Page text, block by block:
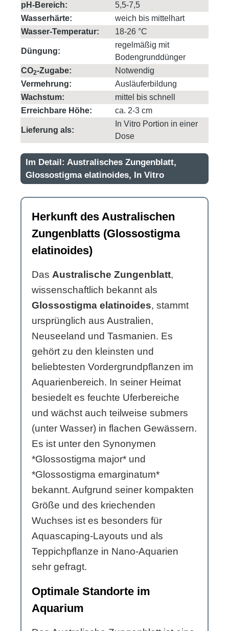
pH-Bereich:
5,5-7,5
Wasserhärte:
weich bis mittelhart
Wasser-Temperatur:
18-26 °C
Düngung:
regelmäßig mit
Bodengrunddünger
CO2-Zugabe:
Notwendig
Vermehrung:
Ausläuferbildung
Wachstum:
mittel bis schnell
Erreichbare Höhe:
ca. 2-3 cm
Lieferung als:
In Vitro Portion in einer
Dose
Im Detail: Australisches Zungenblatt,
Glossostigma elatinoides, In Vitro
Herkunft des Australischen
Zungenblatts (Glossostigma
elatinoides)
Das Australische Zungenblatt,
wissenschaftlich bekannt als
Glossostigma elatinoides, stammt
ursprünglich aus Australien,
Neuseeland und Tasmanien. Es
gehört zu den kleinsten und
beliebtesten Vordergrundpflanzen im
Aquarienbereich. In seiner Heimat
besiedelt es feuchte Uferbereiche
und wächst auch teilweise submers
(unter Wasser) in flachen Gewässern.
Es ist unter den Synonymen
*Glossostigma major* und
*Glossostigma emarginatum*
bekannt. Aufgrund seiner kompakten
Größe und des kriechenden
Wuchses ist es besonders für
Aquascaping-Layouts und als
Teppichpflanze in Nano-Aquarien
sehr gefragt.
Optimale Standorte im
Aquarium